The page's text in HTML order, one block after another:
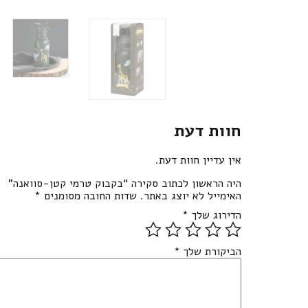
חוות דעת
אין עדיין חוות דעת.
היה הראשון לכתוב סקירה “בקבוק טרמי קטן-סוואנה”
האימייל לא יוצג באתר. שדות החובה מסומנים *
הדירוג שלך *
הביקורת שלך *